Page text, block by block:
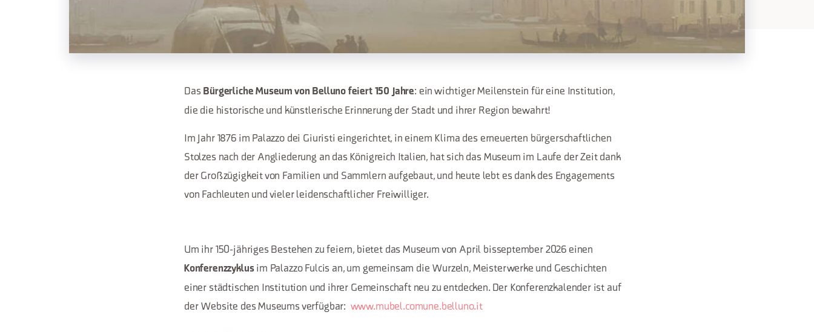
Das Bürgerliche Museum von Belluno feiert 150 Jahre: ein wichtiger Meilenstein für eine Institution,
die die historische und künstlerische Erinnerung der Stadt und ihrer Region bewahrt!
Im Jahr 1876 im Palazzo dei Giuristi eingerichtet, in einem Klima des erneuerten bürgerschaftlichen
Stolzes nach der Angliederung an das Königreich Italien, hat sich das Museum im Laufe der Zeit dank
der Großzügigkeit von Familien und Sammlern aufgebaut, und heute lebt es dank des Engagements
von Fachleuten und vieler leidenschaftlicher Freiwilliger.
Um ihr 150-jähriges Bestehen zu feiern, bietet das Museum von April bisseptember 2026 einen
Konferenzzyklus im Palazzo Fulcis an, um gemeinsam die Wurzeln, Meisterwerke und Geschichten
einer städtischen Institution und ihrer Gemeinschaft neu zu entdecken. Der Konferenzkalender ist auf
der Website des Museums verfügbar: www.mubel.comune.belluno.it